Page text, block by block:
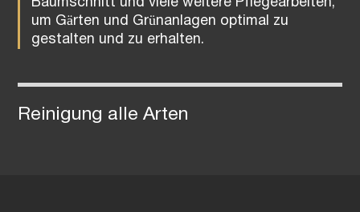
Baumschnitt und viele weitere Pflegearbeiten,
um Gärten und Grünanlagen optimal zu
gestalten und zu erhalten.
Reinigung alle Arten